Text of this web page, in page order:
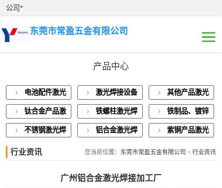
公司*
东莞市常盈五金有限公司
产品中心
电池配件激光
焊接
激光焊接设备
展示
其他产品激光
焊接
钛合金产品激
光焊接
铁螺柱激光焊
接加工
铁制品、镀锌
板激光焊接
不锈钢激光焊
铝合金激光焊
紫铜产品激光
行业资讯 您当前位置： 东莞市常盈五金有限公司 > 行业资讯
广州铝合金激光焊接加工厂
接
激光焊接设备展
示
其他产品激光焊